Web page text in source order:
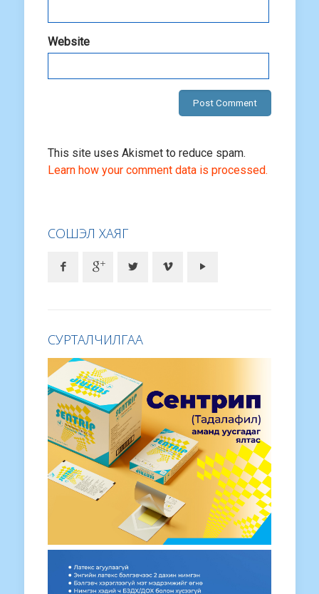
Website
This site uses Akismet to reduce spam.
Learn how your comment data is processed.
СОШЭЛ ХАЯГ
СУРТАЛЧИЛГАА